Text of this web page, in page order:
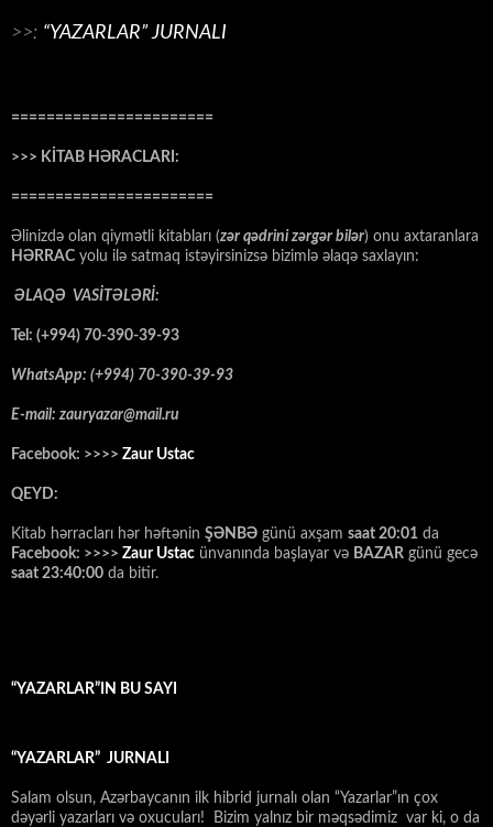
>>: “YAZARLAR” JURNALI
=======================
>>> KİTAB HƏRACLARI:
=======================
Əlinizdə olan qiymətli kitabları (zər qədrini zərgər bilər) onu axtaranlara
HƏRRAC yolu ilə satmaq istəyirsinizsə bizimlə əlaqə saxlayın:
ƏLAQƏ VASİTƏLƏRİ:
Tel: (+994) 70-390-39-93
WhatsApp: (+994) 70-390-39-93
E-mail: zauryazar@mail.ru
Facebook: >>>> Zaur Ustac
QEYD:
Kitab hərracları hər həftənin ŞƏNBƏ günü axşam saat 20:01 da
Facebook: >>>> Zaur Ustac ünvanında başlayar və BAZAR günü gecə
saat 23:40:00 da bitir.
“YAZARLAR”IN BU SAYI
“YAZARLAR” JURNALI
Salam olsun, Azərbaycanın ilk hibrid jurnalı olan “Yazarlar”ın çox
dəyərli yazarları və oxucuları! Bizim yalnız bir məqsədimiz var ki, o da